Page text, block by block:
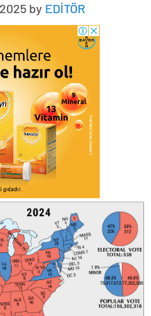
by EDİTÖR